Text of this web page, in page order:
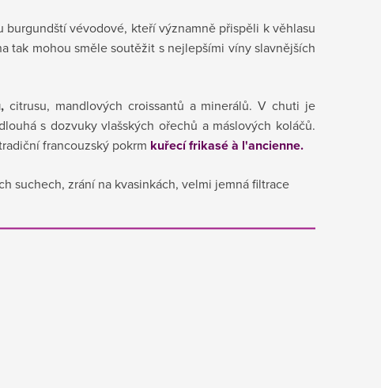
vévodové, kteří významně přispěli k věhlasu
tak mohou směle soutěžit s nejlepšími víny slavnějších
citrusu, mandlových croissantů a minerálů. V chuti je
s dozvuky vlašských ořechů a máslových koláčů.
francouzský pokrm kuřecí frikasé à l'ancienne.
suchech, zrání na kvasinkách, velmi jemná filtrace